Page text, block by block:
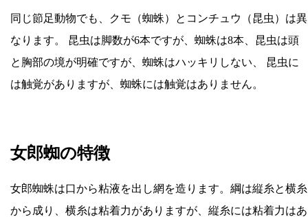
同じ節足動物でも、クモ（蜘蛛）とコンチュウ（昆虫）は異
なります。 昆虫は脚数が6本ですが、蜘蛛は8本、昆虫は頭
と胸部の境が明確ですが、蜘蛛はハッキリしない、 昆虫に
は触覚がありますが、蜘蛛には触覚はありません。
女郎蜘の特徴
女郎蜘蛛は口から粘液を出し網を造ります。綱は縦糸と横糸
から成り、横糸は粘着力がありますが、縦糸には粘着力はあ